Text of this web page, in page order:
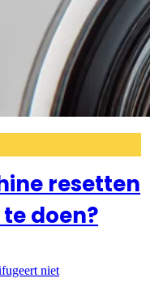
resetten
te doen?